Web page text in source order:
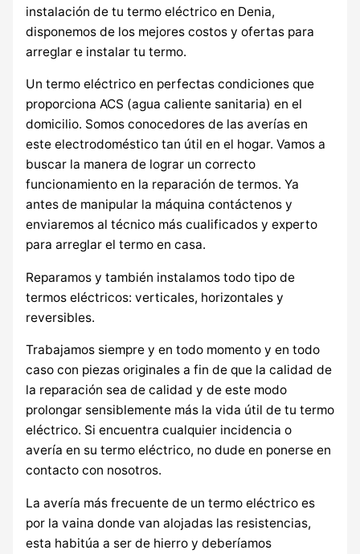
instalación de tu termo eléctrico en Denia,
disponemos de los mejores costos y ofertas para
arreglar e instalar tu termo.
Un termo eléctrico en perfectas condiciones que
proporciona ACS (agua caliente sanitaria) en el
domicilio. Somos conocedores de las averías en
este electrodoméstico tan útil en el hogar. Vamos a
buscar la manera de lograr un correcto
funcionamiento en la reparación de termos. Ya
antes de manipular la máquina contáctenos y
enviaremos al técnico más cualificados y experto
para arreglar el termo en casa.
Reparamos y también instalamos todo tipo de
termos eléctricos: verticales, horizontales y
reversibles.
Trabajamos siempre y en todo momento y en todo
caso con piezas originales a fin de que la calidad de
la reparación sea de calidad y de este modo
prolongar sensiblemente más la vida útil de tu termo
eléctrico. Si encuentra cualquier incidencia o
avería en su termo eléctrico, no dude en ponerse en
contacto con nosotros.
La avería más frecuente de un termo eléctrico es
por la vaina donde van alojadas las resistencias,
esta habitúa a ser de hierro y deberíamos